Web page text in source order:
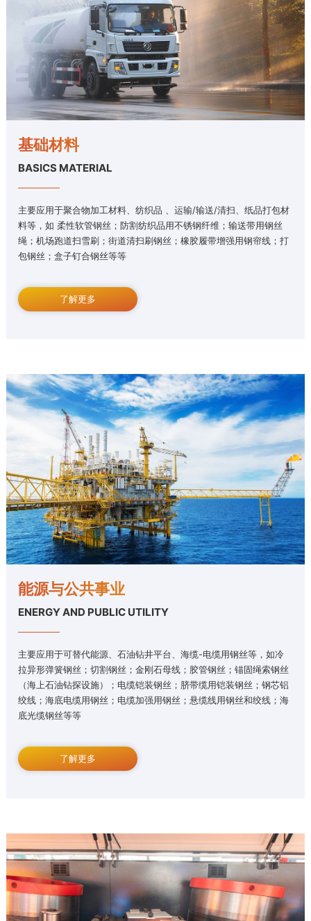
基础材料
BASICS MATERIAL
主要应用于聚合物加工材料、纺织品 、运输/输送/清扫、纸品打包材
料等，如 柔性软管钢丝；防割纺织品用不锈钢纤维；输送带用钢丝
绳；机场跑道扫雪刷；街道清扫刷钢丝；橡胶履带增强用钢帘线；打
包钢丝；盒子钉合钢丝等等
了解更多
能源与公共事业
ENERGY AND PUBLIC UTILITY
主要应用于可替代能源、石油钻井平台、海缆-电缆用钢丝等，如冷
拉异形弹簧钢丝；切割钢丝；金刚石母线；胶管钢丝；锚固绳索钢丝
（海上石油钻探设施）；电缆铠装钢丝；脐带缆用铠装钢丝；钢芯铝
绞线；海底电缆用钢丝；电缆加强用钢丝；悬缆线用钢丝和绞线；海
底光缆钢丝等等
了解更多